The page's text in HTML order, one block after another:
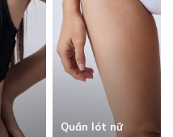
Quần lót nữ